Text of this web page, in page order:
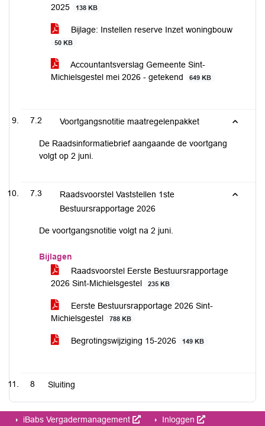
2025
138 KB
Bijlage: Instellen reserve Inzet woningbouw
50 KB
Accountantsverslag Gemeente Sint-
Michielsgestel mei 2026 - getekend
649 KB
7.2 Voortgangsnotitie maatregelenpakket
De Raadsinformatiebrief aangaande de voortgang
volgt op 2 juni.
7.3
Raadsvoorstel Vaststellen 1ste
Bestuursrapportage 2026
De voortgangsnotitie volgt na 2 juni.
Bijlagen
Raadsvoorstel Eerste Bestuursrapportage
2026 Sint-Michielsgestel
235 KB
Eerste Bestuursrapportage 2026 Sint-
Michielsgestel
788 KB
Begrotingswijziging 15-2026 149 KB
8 Sluiting
iBabs Vergadermanagement Inloggen